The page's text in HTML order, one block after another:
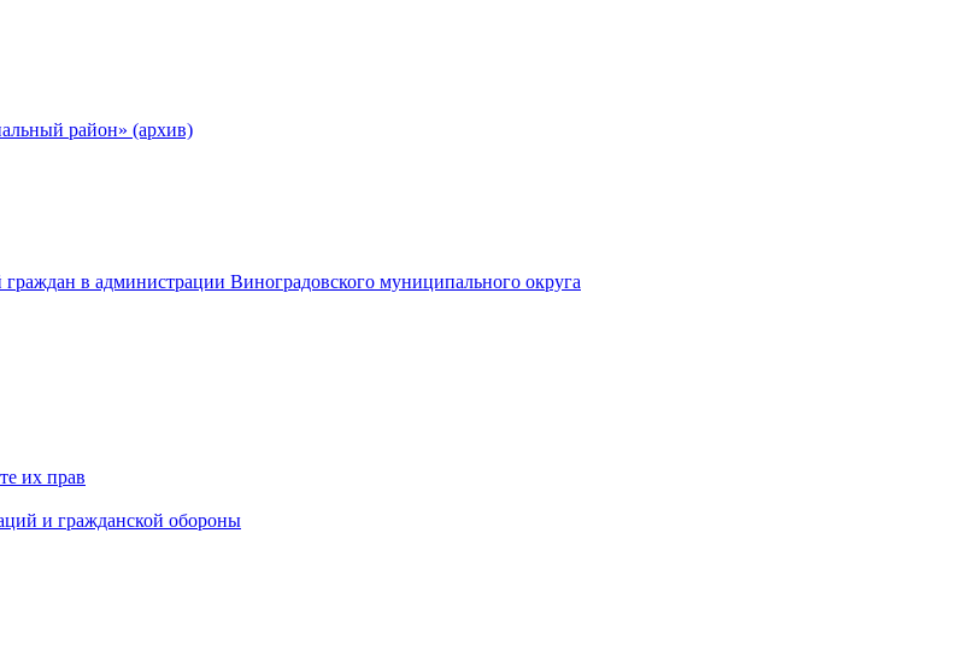
район» (архив)
в администрации Виноградовского муниципального округа
их прав
и гражданской обороны